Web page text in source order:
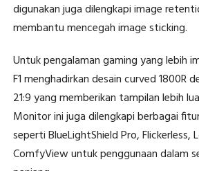
digunakan juga dilengkapi image
membantu mencegah image sticking.
Untuk pengalaman gaming yang lebih
F1 menghadirkan desain curved 1800R
21:9 yang memberikan tampilan lebih
Monitor ini juga dilengkapi berbagai
seperti BlueLightShield Pro, Flickerless,
ComfyView untuk penggunaan dalam